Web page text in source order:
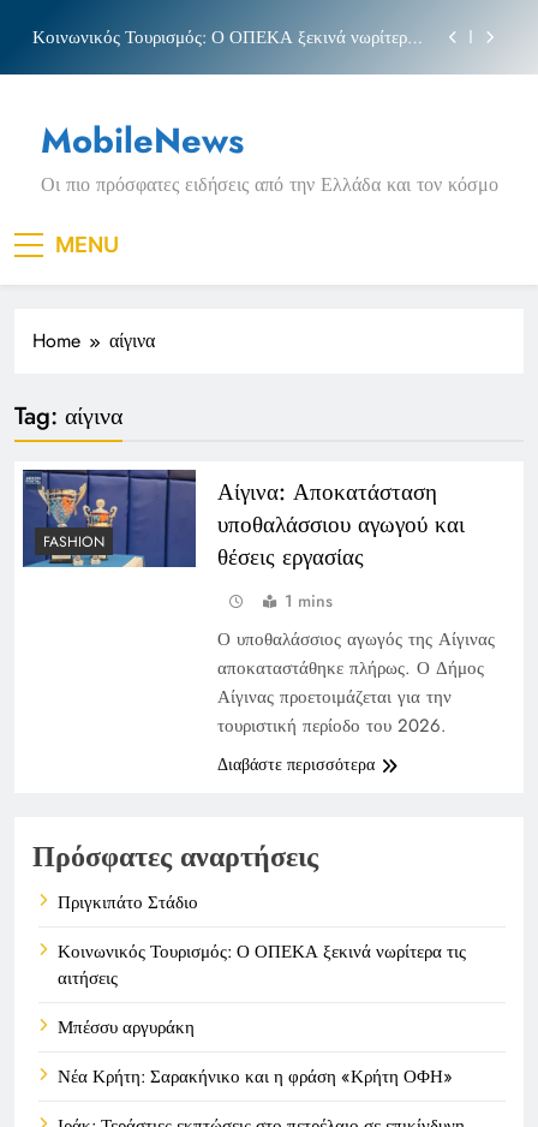
content
Κοινωνικός Τουρισμός: Ο ΟΠΕΚΑ ξεκινά νωρίτερα
Νέα Κρήτη: Σαρακήνικο και η φράση «Κρήτη
ΟΦΗ»
Πριγκιπάτο Στάδιο
Κοινωνικός Τουρισμός: Ο ΟΠΕΚΑ ξεκινά νωρίτερα
τις αιτήσεις
Μπέσσυ αργυράκη
Νέα Κρήτη: Σαρακήνικο και η φράση «Κρήτη
MobileNews
Οι πιο πρόσφατες ειδήσεις από την Ελλάδα και τον κόσμο
MENU
Home αίγινα
Tag: αίγινα
FASHION
Αίγινα: Αποκατάσταση
υποθαλάσσιου αγωγού και
θέσεις εργασίας
1 mins
Ο υποθαλάσσιος αγωγός της Αίγινας
αποκαταστάθηκε πλήρως. Ο Δήμος
Αίγινας προετοιμάζεται για την
τουριστική περίοδο του 2026.
Διαβάστε περισσότερα
Πρόσφατες αναρτήσεις
Πριγκιπάτο Στάδιο
Κοινωνικός Τουρισμός: Ο ΟΠΕΚΑ ξεκινά νωρίτερα τις
αιτήσεις
Μπέσσυ αργυράκη
Νέα Κρήτη: Σαρακήνικο και η φράση «Κρήτη ΟΦΗ»